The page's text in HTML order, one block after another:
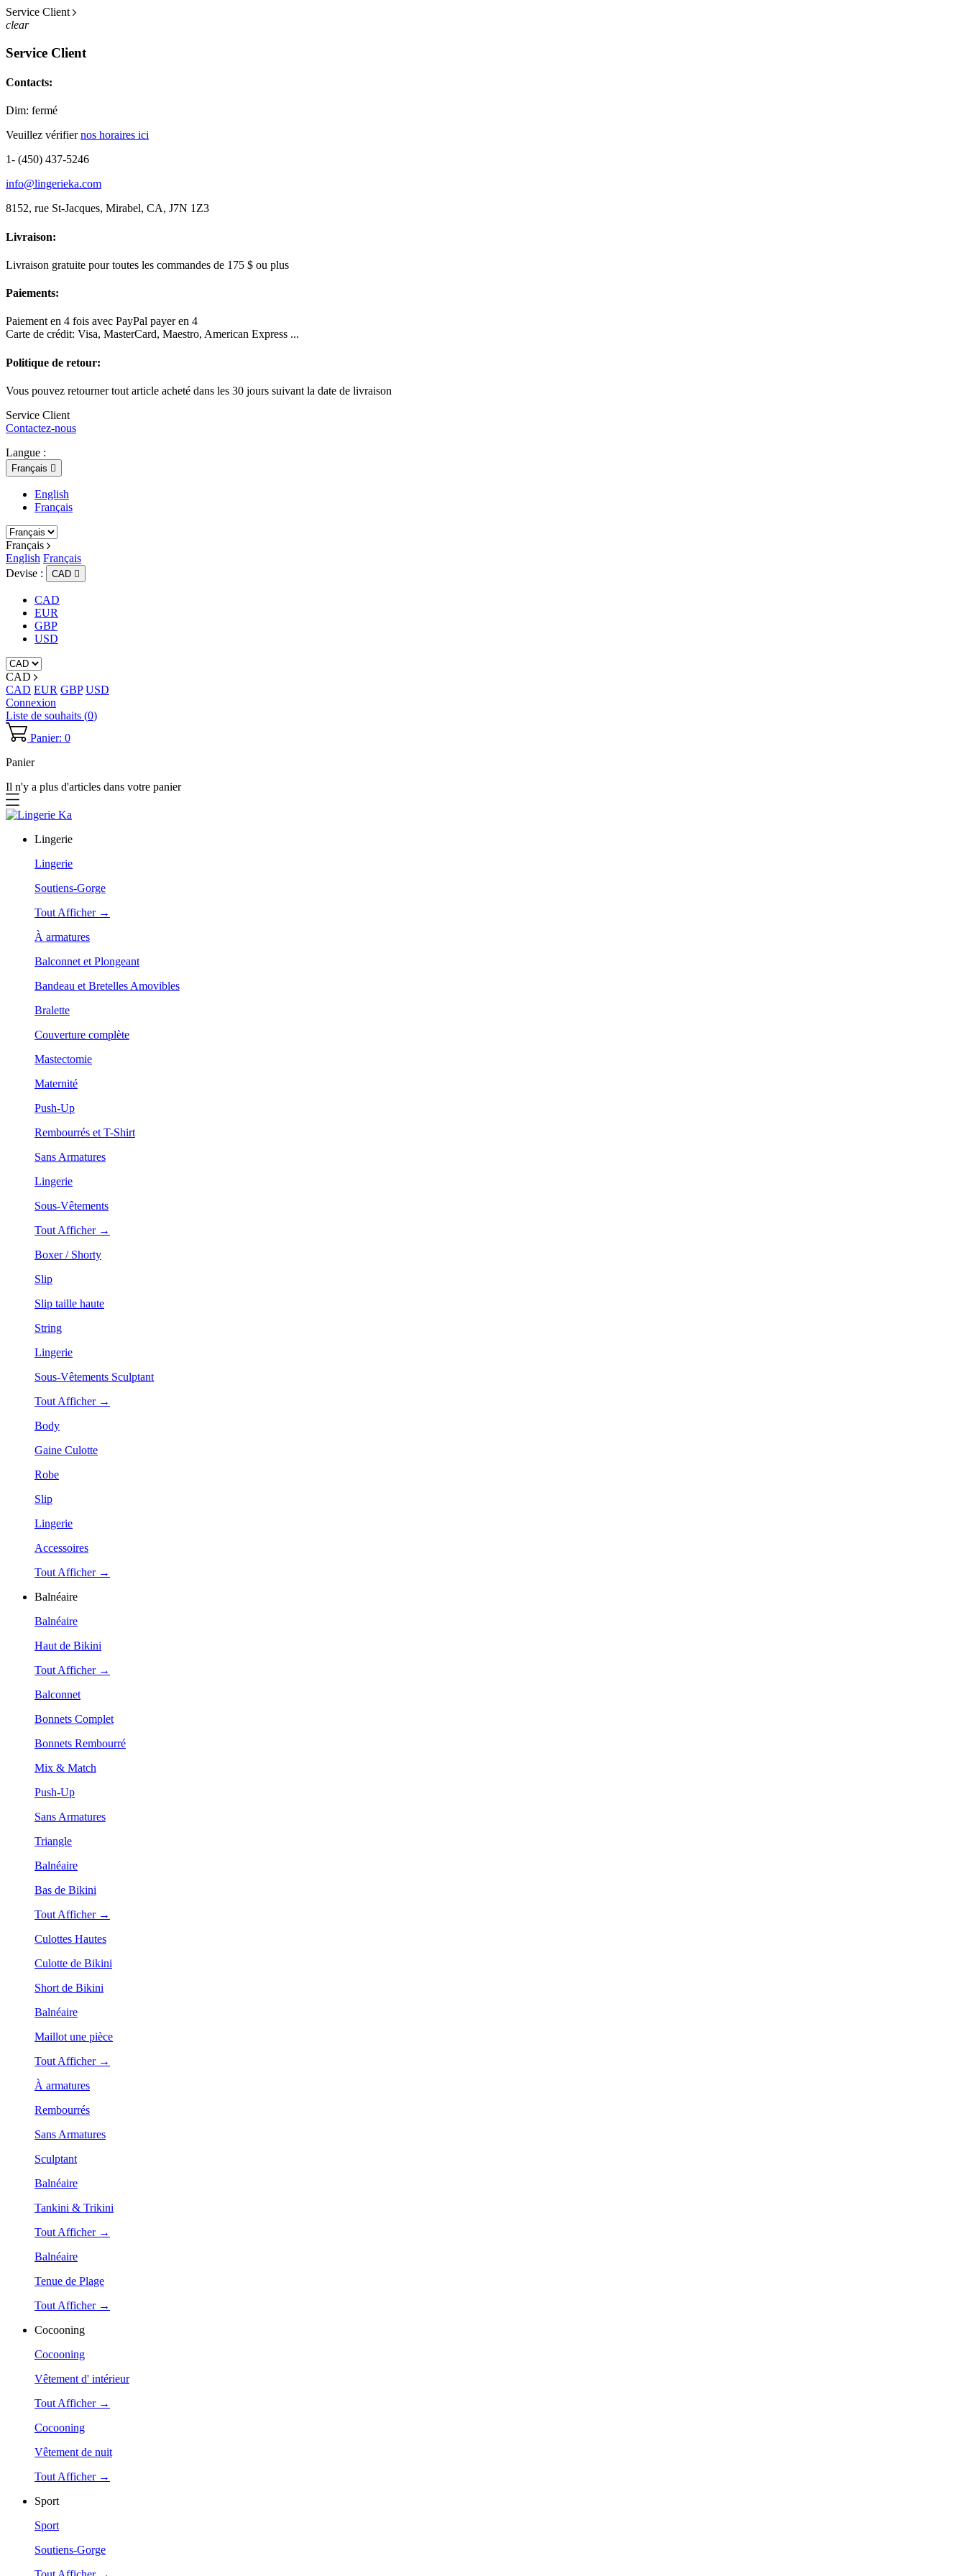
Service Client
clear
Service Client
Contacts:
Dim: fermé
Veuillez vérifiernos horaires ici
1- (450) 437-5246
info@lingerieka.com
8152, rue St-Jacques, Mirabel, CA, J7N 1Z3
Livraison:
Livraison gratuite pour toutes les commandes de 175 $ ou plus
Paiements:
Paiement en 4 fois avec PayPal payer en 4
Carte de crédit: Visa, MasterCard, Maestro, American Express ...
Politique de retour:
Vous pouvez retourner tout article acheté dans les 30 jours suivant la date de livraison
Service Client
Contactez-nous
Langue :
Français 
English
Français
Français
English Français
Devise :
CAD 
CAD
EUR
GBP
USD
CAD
CAD EUR GBP USD
Connexion
Liste de souhaits (0)
Panier: 0
Panier
Il n'y a plus d'articles dans votre panier
Lingerie
Lingerie
Soutiens-Gorge
Tout Afficher →
À armatures
Balconnet et Plongeant
Bandeau et Bretelles Amovibles
Bralette
Couverture complète
Mastectomie
Maternité
Push-Up
Rembourrés et T-Shirt
Sans Armatures
Lingerie
Sous-Vêtements
Tout Afficher →
Boxer / Shorty
Slip
Slip taille haute
String
Lingerie
Sous-Vêtements Sculptant
Tout Afficher →
Body
Gaine Culotte
Robe
Slip
Lingerie
Accessoires
Tout Afficher →
Balnéaire
Balnéaire
Haut de Bikini
Tout Afficher →
Balconnet
Bonnets Complet
Bonnets Rembourré
Mix & Match
Push-Up
Sans Armatures
Triangle
Balnéaire
Bas de Bikini
Tout Afficher →
Culottes Hautes
Culotte de Bikini
Short de Bikini
Balnéaire
Maillot une pièce
Tout Afficher →
À armatures
Rembourrés
Sans Armatures
Sculptant
Balnéaire
Tankini & Trikini
Tout Afficher →
Balnéaire
Tenue de Plage
Tout Afficher →
Cocooning
Cocooning
Vêtement d' intérieur
Tout Afficher →
Cocooning
Vêtement de nuit
Tout Afficher →
Sport
Sport
Soutiens-Gorge